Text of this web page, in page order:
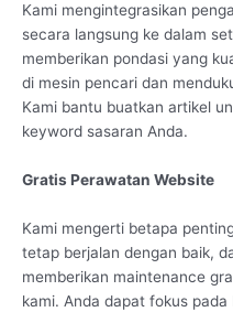
Kami mengintegrasikan
secara langsung ke dalam
memberikan pondasi yang
di mesin pencari dan
Kami bantu buatkan artikel
keyword sasaran Anda.
Gratis Perawatan Website
Kami mengerti betapa
tetap berjalan dengan baik,
memberikan maintenance
kami. Anda dapat fokus